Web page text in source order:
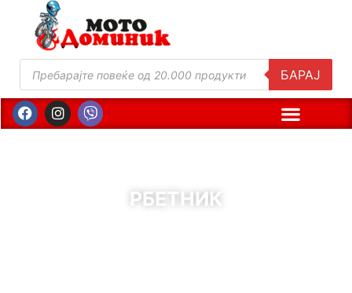
БАРАЈ
РБЕТНИК